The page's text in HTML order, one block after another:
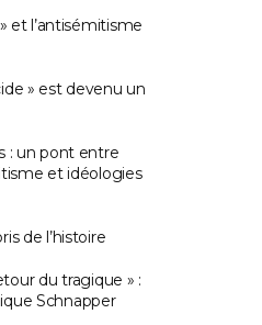
et l’antisémitisme
» est devenu un
: un pont entre
et idéologies
de l’histoire
du tragique » :
Schnapper